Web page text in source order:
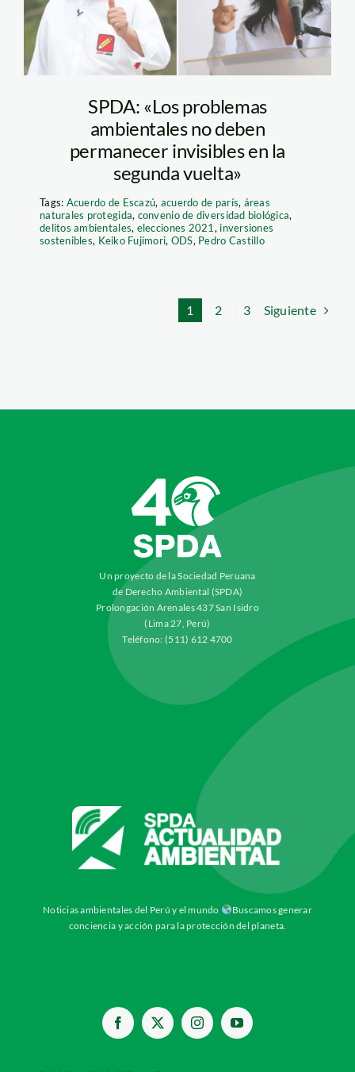
SPDA: «Los problemas
ambientales no deben
permanecer invisibles en la
segunda vuelta»
Tags: Acuerdo de Escazú, acuerdo de parís, áreas
naturales protegida, convenio de diversidad biológica,
delitos ambientales, elecciones 2021 , inversiones
sostenibles, Keiko Fujimori, ODS, Pedro Castillo
1 2 3 Siguiente
Un proyecto de la Sociedad Peruana
de Derecho Ambiental (SPDA)
Prolongación Arenales 437 San Isidro
(Lima 27, Perú)
Teléfono: (511) 612 4700
Noticias ambientales del Perú y el mundo
Buscamos generar
conciencia y acción para la protección del planeta.